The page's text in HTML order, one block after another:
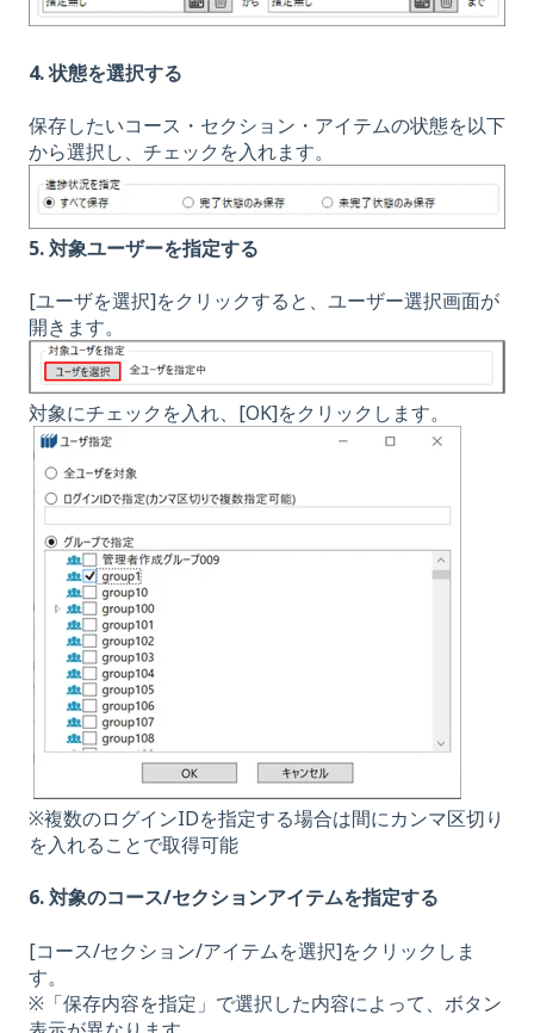
4. 状態を選択する
保存したいコース・セクション・アイテムの状態を以下
から選択し、チェックを入れます。
5. 対象ユーザーを指定する
[ユーザを選択]をクリックすると、ユーザー選択画面が
開きます。
対象にチェックを入れ、[OK]をクリックします。
※複数のログインIDを指定する場合は間にカンマ区切り
を入れることで取得可能
6. 対象のコース/セクションアイテムを指定する
[コース/セクション/アイテムを選択]をクリックしま
す。
※「保存内容を指定」で選択した内容によって、ボタン